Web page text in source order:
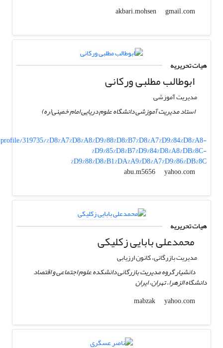
akbari.mohsen
gmail.com
هیات تحریریه
ابوطالب مطلبی ورکانی
مدیریت آموزشی
استاد مدیریت آموزشی دانشگاه علوم دریایی امام خمینی(ره)
319735/%D8%A7%D8%A8%D9%88%D8%B7%D8%A7%D9%84%D8%A8-
%D9%85%D8%B7%D9%84%D8%A8%DB%8C-
%D9%88%D8%B1%DA%A9%D8%A7%D9%86%DB%8C
abu.m5656
yahoo.com
هیات تحریریه
محمدعلی بابایی زکلیکی
مدیریت بازرگانی، کانون ارزیابی
دانشیار گروه مدیریت بازرگانی دانشکده علوم اجتماعی و اقتصاد
دانشگاه الزهرا، تهران، ایران
mabzak
yahoo.com